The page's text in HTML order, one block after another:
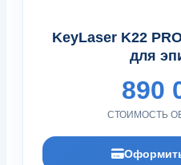
KeyLaser K22
для
890
СТОИМОСТЬ